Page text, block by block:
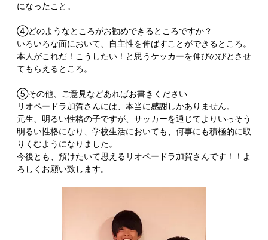
になったこと。
④どのようなところがお勧めできるところですか？
いろいろな面において、自主性を伸ばすことができるところ。
本人がこれだ！こうしたい！と思うケッカーを伸びのびとさせ
てもらえるところ。
⑤その他、ご意見などあればお書きください
リオペードラ加賀さんには、本当に感謝しかありません。
元生、明るい性格の子ですが、サッカーを通じてよりいっそう
明るい性格になり、学校生活においても、何事にも積極的に取
りくむようになりました。
今後とも、預けたいて思えるリオペードラ加賀さんです！！よ
ろしくお願い致します。